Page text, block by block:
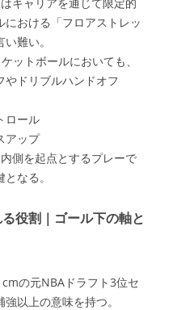
おける「フロアストレッ
難い。
ットボールにおいても、
やドリブルハンドオフ
ロール
アップ
側を起点とするプレーで
なる。
役割｜ゴール下の軸と
の元NBAドラフト3位セ
以上の意味を持つ。